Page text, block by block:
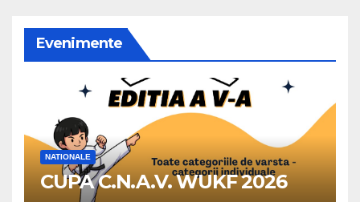
Evenimente
NATIONALE
CUPA C.N.A.V. WUKF 2026